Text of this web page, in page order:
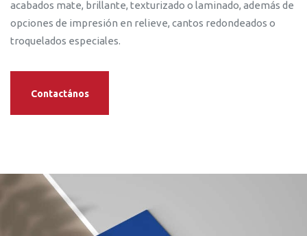
acabados mate, brillante, texturizado o laminado, además de
opciones de impresión en relieve, cantos redondeados o
troquelados especiales.
Contactános